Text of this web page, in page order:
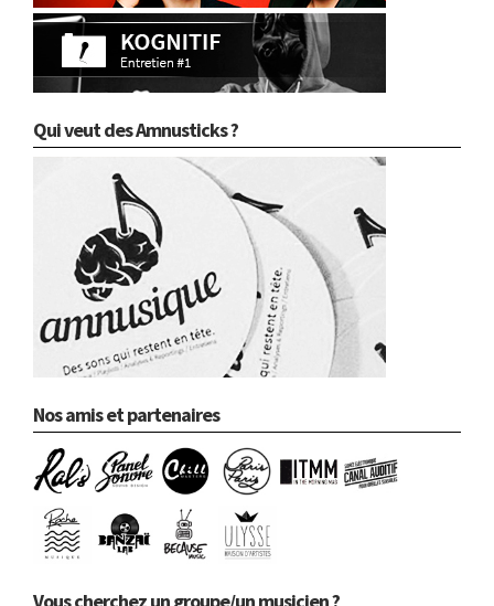
Qui veut des Amnusticks ?
Nos amis et partenaires